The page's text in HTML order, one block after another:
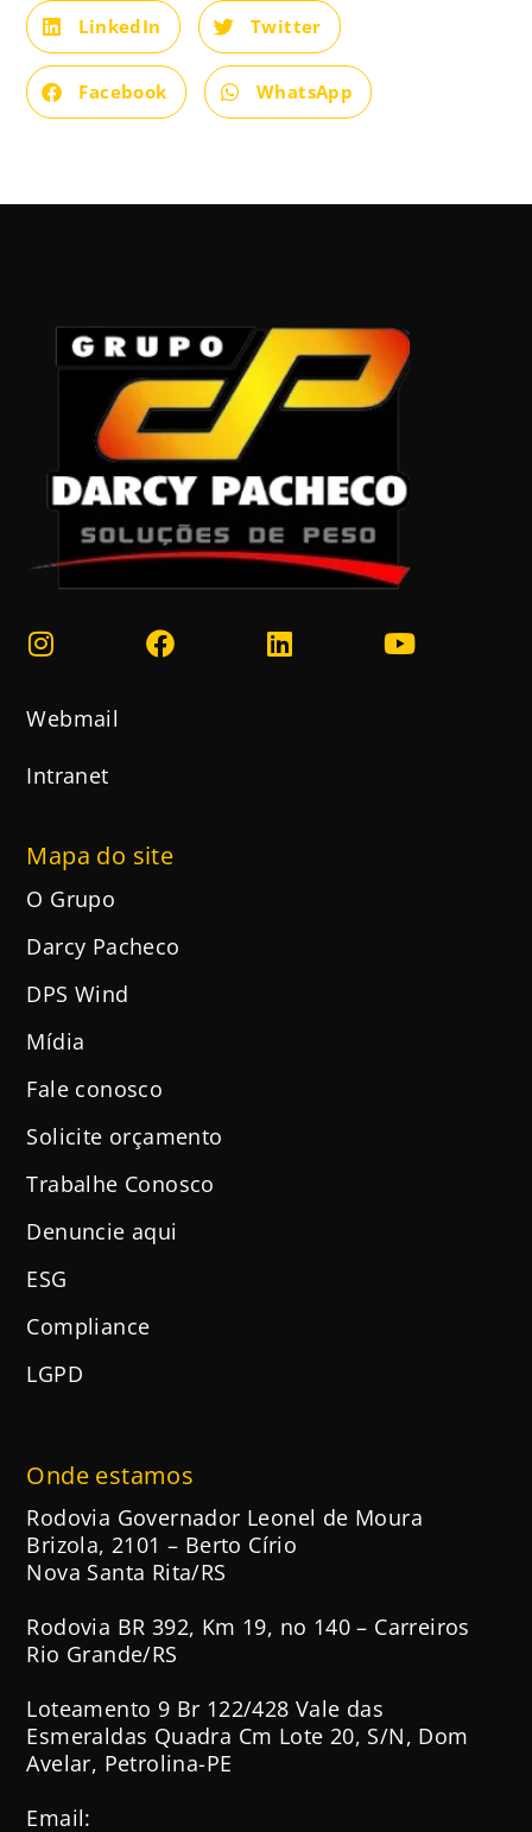
LinkedIn Twitter
Facebook WhatsApp
Webmail
Intranet
Mapa do site
O Grupo
Darcy Pacheco
DPS Wind
Mídia
Fale conosco
Solicite orçamento
Trabalhe Conosco
Denuncie aqui
ESG
Compliance
LGPD
Onde estamos
Rodovia Governador Leonel de Moura
Brizola, 2101 – Berto Círio
Nova Santa Rita/RS
Rodovia BR 392, Km 19, no 140 – Carreiros
Rio Grande/RS
Loteamento 9 Br 122/428 Vale das
Esmeraldas Quadra Cm Lote 20, S/N, Dom
Avelar, Petrolina-PE
Email: